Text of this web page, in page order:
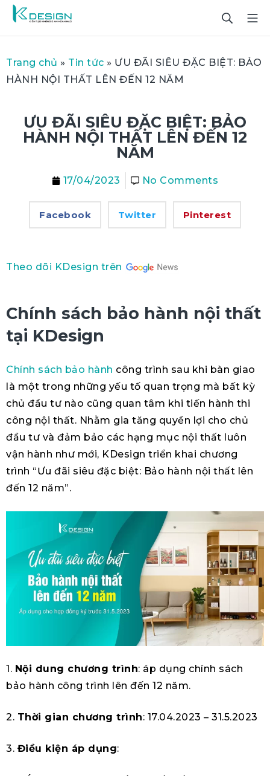
Trang chủ » Tin tức » ƯU ĐÃI SIÊU ĐẶC BIỆT: BẢO
HÀNH NỘI THẤT LÊN ĐẾN 12 NĂM
ƯU ĐÃI SIÊU ĐẶC BIỆT: BẢO
HÀNH NỘI THẤT LÊN ĐẾN 12
NĂM
17/04/2023 No Comments
Facebook Twitter Pinterest
Theo dõi KDesign trên
Chính sách bảo hành nội thất
tại KDesign
Chính sách bảo hành công trình sau khi bàn giao
là một trong những yếu tố quan trọng mà bất kỳ
chủ đầu tư nào cũng quan tâm khi tiến hành thi
công nội thất. Nhằm gia tăng quyền lợi cho chủ
đầu tư và đảm bảo các hạng mục nội thất luôn
vận hành như mới, KDesign triển khai chương
trình “Ưu đãi siêu đặc biệt: Bảo hành nội thất lên
đến 12 năm”.
1. Nội dung chương trình: áp dụng chính sách
bảo hành công trình lên đến 12 năm.
2. Thời gian chương trình: 17.04.2023 – 31.5.2023
3. Điều kiện áp dụng: